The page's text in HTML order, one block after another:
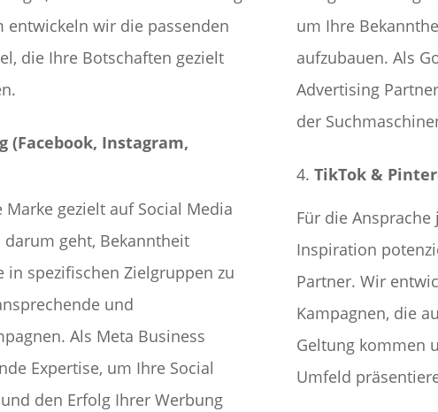
entwickeln wir die passenden
die Ihre Botschaften gezielt
(Facebook, Instagram,
gezielt auf Social Media
geht, Bekanntheit
in spezifischen Zielgruppen zu
und
Als Meta Business
Expertise, um Ihre Social
den Erfolg Ihrer Werbung
um Ihre
aufzubauen. Als
Advertising
der
TikTok &
Für die
Inspiration
Partner. Wir
Kampagnen, die
Geltung kommen
Umfeld